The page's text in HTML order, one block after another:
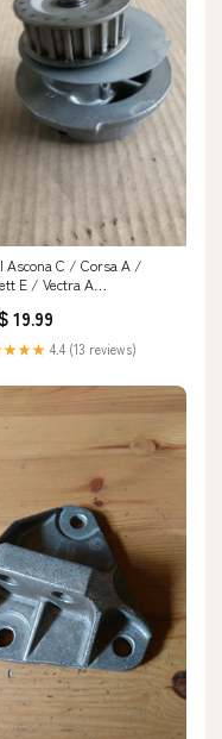
Ascona C / Corsa A /
E / Vectra A
19.99
4.4 (13 reviews)